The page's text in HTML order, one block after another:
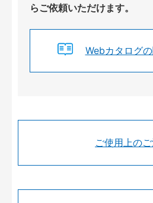
らご依頼いただけます。
Webカタログ
ご使用上の